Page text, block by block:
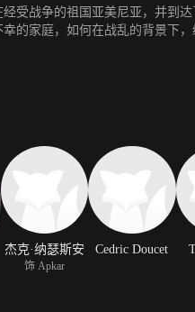
受战争的祖国亚美尼亚，并到
的家庭，如何在战乱的背景下
杰克·纳瑟斯安
饰 Apkar
Cedric Doucet